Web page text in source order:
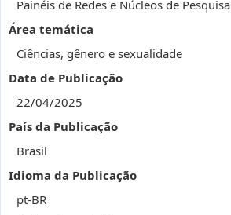
Painéis de Redes e Núcleos de Pesquisa
Área temática
Ciências, gênero e sexualidade
Data de Publicação
22/04/2025
País da Publicação
Brasil
Idioma da Publicação
pt-BR